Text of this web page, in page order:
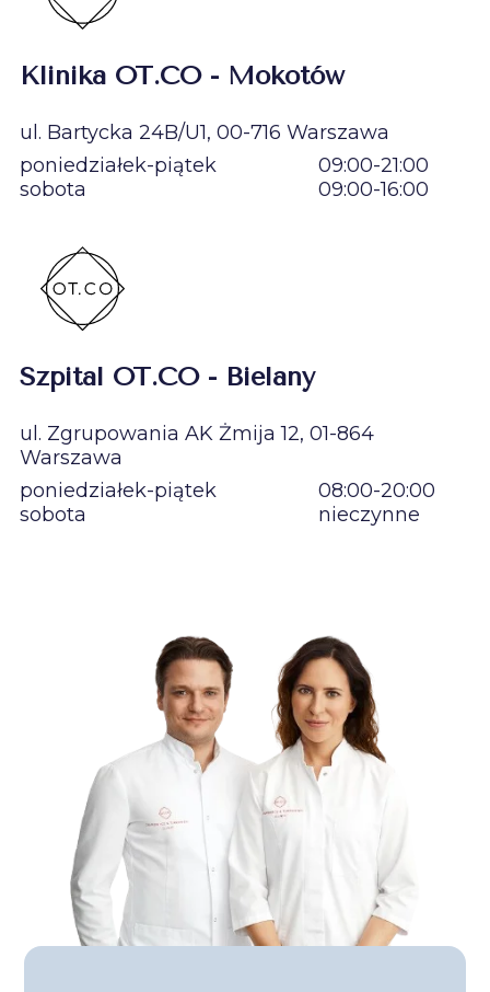
Klinika OT.CO - Mokotów
ul. Bartycka 24B/U1, 00-716 Warszawa
poniedziałek-piątek
09:00-21:00
sobota
09:00-16:00
Szpital OT.CO - Bielany
ul. Zgrupowania AK Żmija 12, 01-864
Warszawa
poniedziałek-piątek
08:00-20:00
sobota
nieczynne